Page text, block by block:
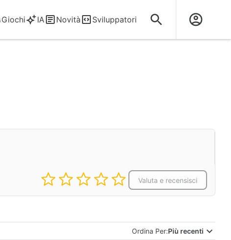
Giochi IA Novità Sviluppatori
Valuta e recensisci
Ordina Per:Più recenti